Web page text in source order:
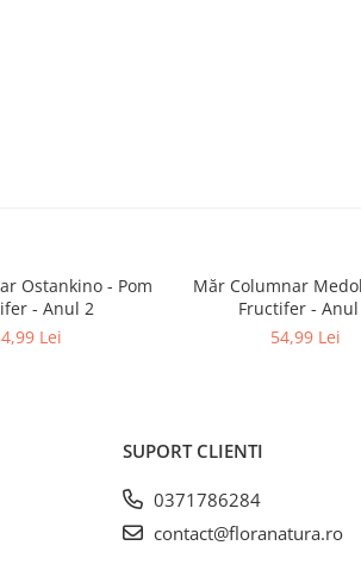
Ostankino - Pom
- Anul 2
Lei
Măr Columnar
Fructifer -
54,99 Lei
SUPORT CLIENTI
0371786284
contact@floranatura.ro